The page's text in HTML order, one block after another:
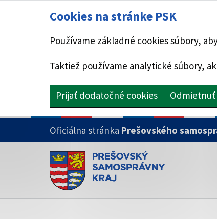
Cookies na stránke PSK
Používame základné cookies súbory,
Taktiež používame analytické súbory,
Prijať dodatočné cookies
PRESKOČIŤ NA HLAVNÝ OBSAH
Oficiálna stránka Prešovského
Doména psk.sk je oficiálna
Toto je oficiálna webová stránka